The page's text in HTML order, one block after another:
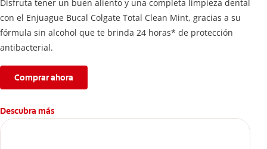
Disfruta tener un buen aliento y una completa limpieza dental
con el Enjuague Bucal Colgate Total Clean Mint, gracias a su
fórmula sin alcohol que te brinda 24 horas* de protección
antibacterial.
Comprar ahora
Descubra más